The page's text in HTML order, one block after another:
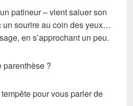
patineur – vient saluer son
un sourire au coin des yeux…
en s’approchant un peu.
?
pour vous parler de